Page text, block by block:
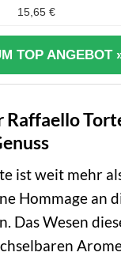
15,65 €
TOP ANGEBOT
Raffaello
ist weit mehr
Hommage an
Das Wesen